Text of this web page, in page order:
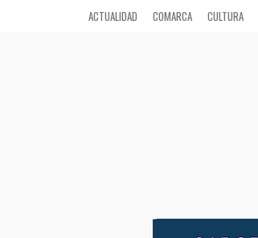
ACTUALIDAD COMARCA CULTURA